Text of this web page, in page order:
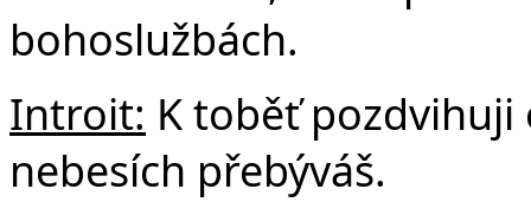
bohoslužbách.
Introit: K toběť pozdvihuji
nebesích přebýváš.